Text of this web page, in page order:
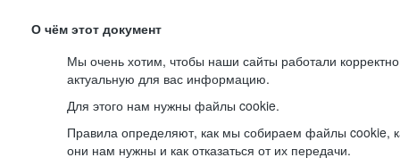
О чём этот документ
Мы очень хотим, чтобы наши сайты работали
актуальную для вас информацию.
Для этого нам нужны файлы cookie.
Правила определяют, как мы собираем файлы cookie,
они нам нужны и как отказаться от их передачи.